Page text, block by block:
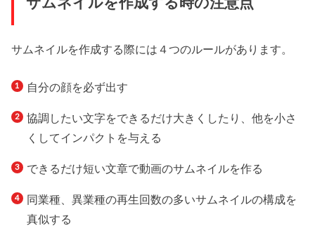
サムネイルを作成する際には４つのルールがあります。
自分の顔を必ず出す
協調したい文字をできるだけ大きくしたり、他を小さ
くしてインパクトを与える
できるだけ短い文章で動画のサムネイルを作る
同業種、異業種の再生回数の多いサムネイルの構成を
真似する